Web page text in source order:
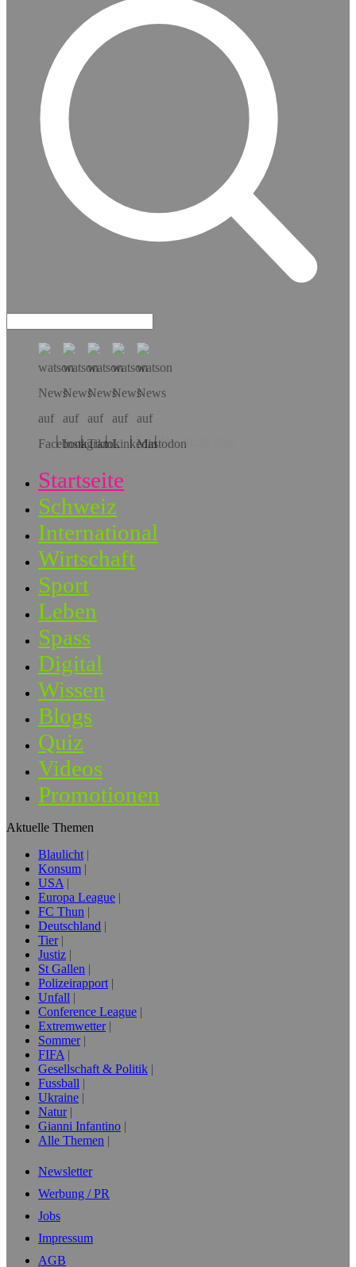
Hol dir die App!
Startseite
Schweiz
International
Wirtschaft
Sport
Leben
Spass
Digital
Wissen
Blogs
Quiz
Videos
Promotionen
Aktuelle Themen
Blaulicht
Konsum
USA
Europa League
FC Thun
Deutschland
Tier
Justiz
St Gallen
Polizeirapport
Unfall
Conference League
Extremwetter
Sommer
FIFA
Gesellschaft & Politik
Fussball
Ukraine
Natur
Gianni Infantino
Alle Themen
Newsletter
Werbung / PR
Jobs
Impressum
AGB